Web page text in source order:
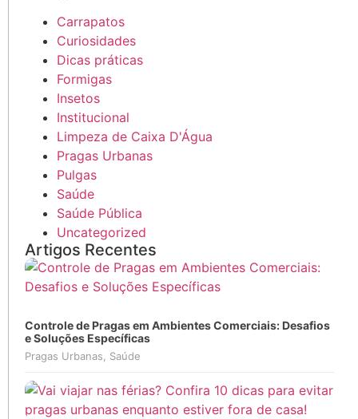
Carrapatos
Curiosidades
Dicas práticas
Formigas
Insetos
Institucional
Limpeza de Caixa D'Água
Pragas Urbanas
Pulgas
Saúde
Saúde Pública
Uncategorized
Artigos Recentes
Controle de Pragas em Ambientes Comerciais: Desafios
e Soluções Específicas
Pragas Urbanas Saúde